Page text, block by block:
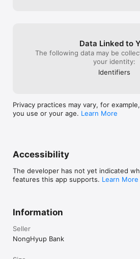
• 소비, 투자, 부동산, 보험
• 영업점 방문 없이 비대면으로 미성년자
■ 금융서비스를 13개국 언어로 제공하는
○ 이용대상: 본인명의 휴대폰 및 계좌 보유
이 아닐 경우, 인터넷/스마트뱅킹 전자금융
○ 문의 : NH농협은행 고객행복센터
'NH올원뱅크 > 고객센터 > 상담원 문의'
NH올원뱅크 앱에서 사용하는 접근 권한을
Data Linked to
The following data may be
your identity:
Identifiers
Privacy practices may vary, for
you use or your age. Learn More
Accessibility
The developer has not yet indicated
features this app supports. Learn More
Information
Seller
NongHyup Bank